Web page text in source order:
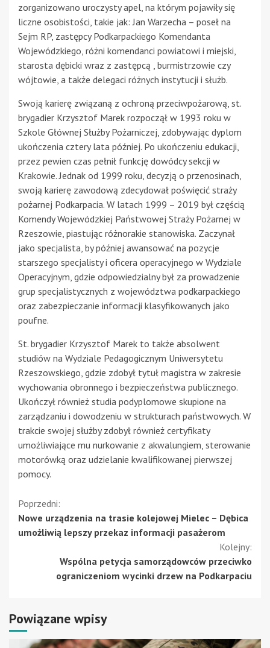
zorganizowano uroczysty apel, na którym pojawiły się
liczne osobistości, takie jak: Jan Warzecha – poseł na
Sejm RP, zastępcy Podkarpackiego Komendanta
Wojewódzkiego, różni komendanci powiatowi i miejski,
starosta dębicki wraz z zastępcą , burmistrzowie czy
wójtowie, a także delegaci różnych instytucji i służb.
Swoją karierę związaną z ochroną przeciwpożarową, st.
brygadier Krzysztof Marek rozpoczął w 1993 roku w
Szkole Głównej Służby Pożarniczej, zdobywając dyplom
ukończenia cztery lata później. Po ukończeniu edukacji,
przez pewien czas pełnił funkcję dowódcy sekcji w
Krakowie. Jednak od 1999 roku, decyzją o przenosinach,
swoją karierę zawodową zdecydował poświęcić straży
pożarnej Podkarpacia. W latach 1999 – 2019 był częścią
Komendy Wojewódzkiej Państwowej Straży Pożarnej w
Rzeszowie, piastując różnorakie stanowiska. Zaczynał
jako specjalista, by później awansować na pozycje
starszego specjalisty i oficera operacyjnego w Wydziale
Operacyjnym, gdzie odpowiedzialny był za prowadzenie
grup specjalistycznych z województwa podkarpackiego
oraz zabezpieczanie informacji klasyfikowanych jako
poufne.
St. brygadier Krzysztof Marek to także absolwent
studiów na Wydziale Pedagogicznym Uniwersytetu
Rzeszowskiego, gdzie zdobył tytuł magistra w zakresie
wychowania obronnego i bezpieczeństwa publicznego.
Ukończył również studia podyplomowe skupione na
zarządzaniu i dowodzeniu w strukturach państwowych. W
trakcie swojej służby zdobył również certyfikaty
umożliwiające mu nurkowanie z akwalungiem, sterowanie
motorówką oraz udzielanie kwalifikowanej pierwszej
pomocy.
Kontynuuj
czytanie
Poprzedni:
Nowe urządzenia na trasie kolejowej Mielec – Dębica
umożliwią lepszy przekaz informacji pasażerom
Kolejny:
Wspólna petycja samorządowców przeciwko
ograniczeniom wycinki drzew na Podkarpaciu
Powiązane wpisy